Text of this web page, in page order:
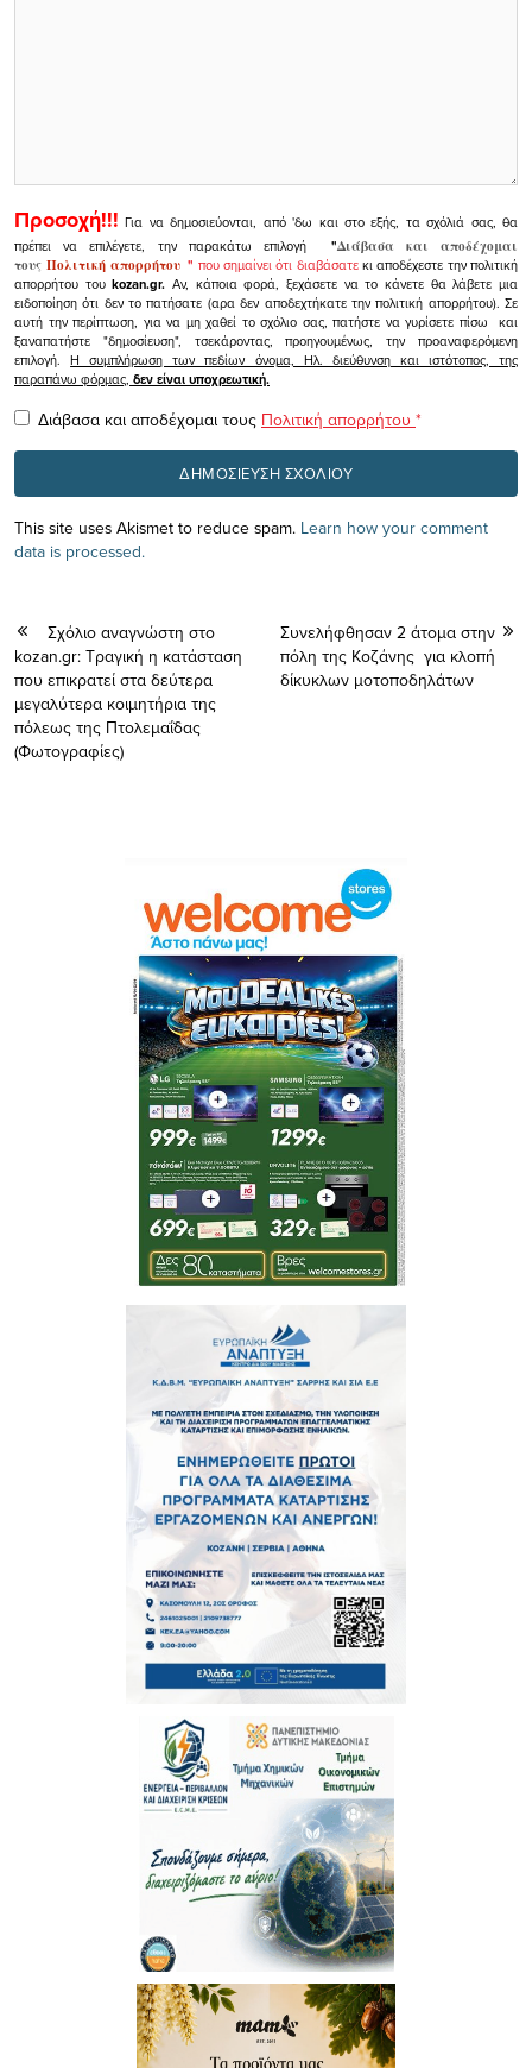
Προσοχή!!! Για να δημοσιεύονται, από 'δω και στο εξής, τα σχόλιά σας, θα
πρέπει να επιλέγετε, την παρακάτω επιλογή
"Διάβασα και αποδέχομαι
τουςΠολιτική απορρήτου" που σημαίνει ότι διαβάσατεκι αποδέχεστε την πολιτική
απορρήτου τουkozan.gr. Αν, κάποια φορά, ξεχάσετε να το κάνετε θα λάβετε μια
ειδοποίηση ότι δεν το πατήσατε (αρα δεν αποδεχτήκατε την πολιτική απορρήτου). Σε
αυτή την περίπτωση, για να μη χαθεί το σχόλιο σας, πατήστε να γυρίσετε πίσω και
ξαναπατήστε "δημοσίευση", τσεκάροντας, προηγουμένως, την προαναφερόμενη
επιλογή.Η συμπλήρωση των πεδίων όνομα, Ηλ. διεύθυνση και ιστότοπος, της
παραπάνω φόρμας, δεν είναι υποχρεωτική.
Διάβασα και αποδέχομαι τους Πολιτική απορρήτου *
This site uses Akismet to reduce spam. Learn how your comment
data is processed.
Σχόλιο αναγνώστη στο
kozan.gr: Τραγική η κατάσταση
που επικρατεί στα δεύτερα
μεγαλύτερα κοιμητήρια της
πόλεως της Πτολεμαΐδας
(Φωτογραφίες)
Συνελήφθησαν 2 άτομα στην
πόλη της Κοζάνης για κλοπή
δίκυκλων μοτοποδηλάτων